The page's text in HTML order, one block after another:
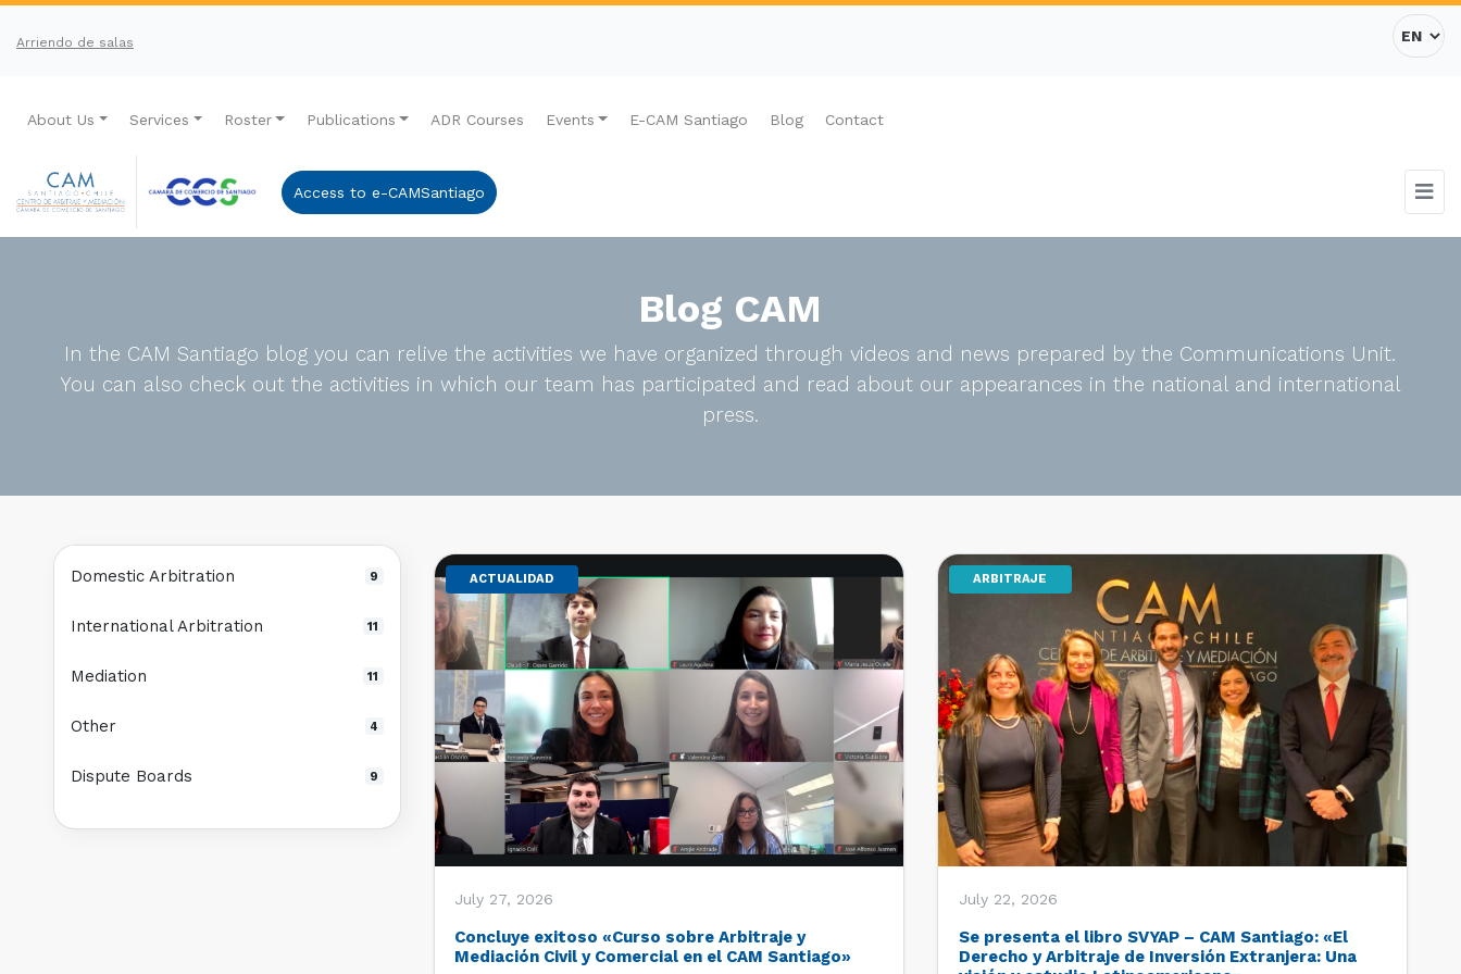
Arriendo de salas
About Us Services Roster Publications ADR Courses Events E-CAM Santiago Blog Contact
Access to e-CAMSantiago
Blog CAM
In the CAM Santiago blog you can relive the activities we have organized through videos and news prepared by the Communications Unit.
You can also check out the activities in which our team has participated and read about our appearances in the national and international
press.
ACTUALIDAD
July 27, 2026
Concluye exitoso «Curso sobre Arbitraje y
Mediación Civil y Comercial en el CAM Santiago»
ARBITRAJE
July 22, 2026
Se presenta el libro SVYAP – CAM Santiago: «El
Derecho y Arbitraje de Inversión Extranjera: Una
Domestic Arbitration 9
International Arbitration 11
Mediation 11
Other 4
Dispute Boards 9